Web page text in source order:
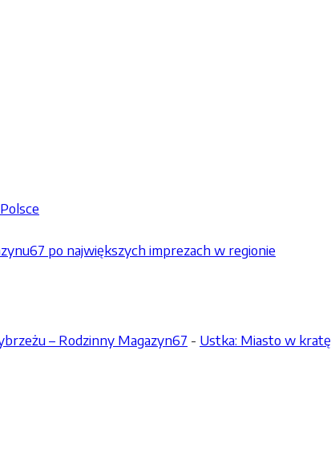
po największych imprezach w regionie
– Rodzinny Magazyn67 - Ustka: Miasto w kratę